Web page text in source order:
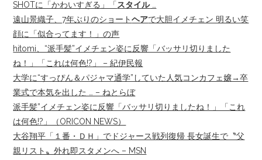
SHOTに「かわいすぎる」「 スタイル…
遠山景織子、7年ぶりのショートヘアで大胆イメチェン 明るい笑
顔に「似合ってます！」の声
hitomi、“派手髪”イメチェン姿に反響「バッサリ切りました
ね！」「これは何色!?」 – 紀伊民報
大学に“すっぴん＆パジャマ通学”していた人気コンカフェ嬢→卒
業式で本気を出した … – ねとらぼ
派手髪”イメチェン姿に反響「バッサリ切りましたね！」「これ
は何色!?」（ORICON NEWS）
大谷翔平「１番・ＤＨ」でドジャース戦列復帰 長女誕生で〝父
親リスト〟外れ即スタメンへ – MSN